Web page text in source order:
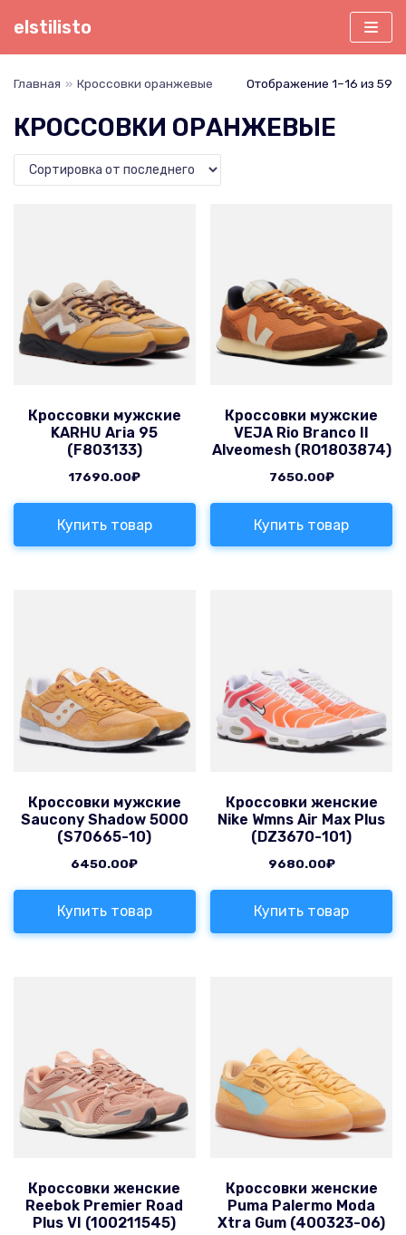
Перейти
elstilisto
Главная » Кроссовки оранжевые Отображение 1–16 из 59
КРОССОВКИ ОРАНЖЕВЫЕ
Кроссовки мужские
KARHU Aria 95
(F803133)
17690.00₽
Купить товар
Кроссовки мужские
VEJA Rio Branco II
Alveomesh (RO1803874)
7650.00₽
Купить товар
Кроссовки мужские
Saucony Shadow 5000
(S70665-10)
6450.00₽
Купить товар
Кроссовки женские
Nike Wmns Air Max Plus
(DZ3670-101)
9680.00₽
Купить товар
Кроссовки женские
Reebok Premier Road
Plus VI (100211545)
Кроссовки женские
Puma Palermo Moda
Xtra Gum (400323-06)